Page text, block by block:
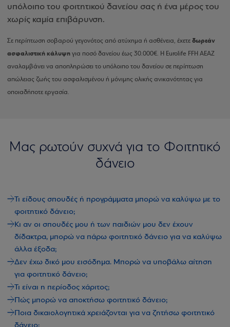
υπόλοιπο του φοιτητικού δανείου σας ή ένα μέρος του
χωρίς καμία επιβάρυνση.
Σε περίπτωση σοβαρού γεγονότος από ατύχημα ή ασθένεια, έχετε δωρεάν
ασφαλιστική κάλυψη για ποσό δανείου έως 30.000€. H Eurolife FFH ΑΕΑΖ
αναλαμβάνει να αποπληρώσει το υπόλοιπο του δανείου σε περίπτωση
απώλειας ζωής του ασφαλισμένου ή μόνιμης ολικής ανικανότητας για
οποιαδήποτε εργασία.
Μας ρωτούν συχνά για τo Φοιτητικό
δάνειο
Τι είδους σπουδές ή προγράμματα μπορώ να καλύψω με το
φοιτητικό δάνειο;
Κι αν οι σπουδές μου ή των παιδιών μου δεν έχουν
δίδακτρα, μπορώ να πάρω φοιτητικό δάνειο για να καλύψω
άλλα έξοδα;
Δεν έχω δικό μου εισόδημα. Μπορώ να υποβάλω αίτηση
για φοιτητικό δάνειο;
Τι είναι η περίοδος χάριτος;
Πώς μπορώ να αποκτήσω φοιτητικό δάνειο;
Ποια δικαιολογητικά χρειάζονται για να ζητήσω φοιτητικό